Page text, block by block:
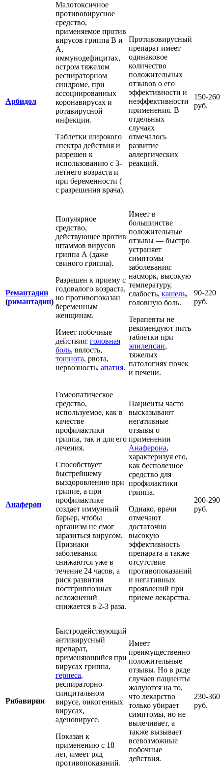
Арбидол
Малотоксичное
противовирусное
средство,
применяемое против
вирусов гриппа В и
А,
иммунодефицитах,
остром тяжелом
респираторном
синдроме, при
ассоциированных
коронавирусах и
ротавирусной
инфекции.
Таблетки широкого
спектра действия и
разрешен к
использованию с 3-
летнего возраста и
при беременности (
с разрешения врача).
Противовирусный
препарат имеет
одинаковое
количество
положительных
отзывов о его
эффективности и
неэффективности
применения. В
отдельных
случаях
отмечалось
развитие
аллергических
реакций.
150-260
руб.
Ремантадин
(римантадин)
Популярное
средство,
действующее против
штаммов вирусов
гриппа А (даже
свиного гриппа).
Разрешен к приему с
годовалого возраста,
но противопоказан
беременным
женщинам.
Имеет побочные
действия: головная
боль, вялость,
тошнота, рвота,
нервозность, апатия.
Имеет в
большинстве
положительные
отзывы — быстро
устраняет
симптомы
заболевания:
насморк, высокую
температуру,
слабость, кашель,
головную боль.
Терапевты не
рекомендуют пить
таблетки при
эпилепсии,
тяжелых
патологиях почек
и печени.
90-220
руб.
Анаферон
Гомеопатическое
средство,
используемое, как в
качестве
профилактики
гриппа, так и для его
лечения.
Способствует
быстрейшему
выздоровлению при
гриппе, а при
профилактике
создает иммунный
барьер, чтобы
организм не смог
заразиться вирусом.
Признаки
заболевания
снижаются уже в
течение 24 часов, а
риск развития
постгриппозных
осложнений
снижается в 2-3 раза.
Пациенты часто
высказывают
негативные
отзывы о
применении
Анаферона,
характеризуя его,
как бесполезное
средство для
профилактики
гриппа.
Однако, врачи
отмечают
достаточно
высокую
эффективность
препарата а также
отсутствие
противопоказаний
и негативных
проявлений при
приеме лекарства.
200-290
руб.
Рибавирин
Быстродействующий
антивирусный
препарат,
применяющийся при
вирусах гриппа,
герпеса,
респираторно-
синцитальном
вирусе, онкогенных
вирусах,
аденовирусе.
Показан к
применению с 18
лет, имеет ряд
противопоказаний.
Имеет
преимущественно
положительные
отзывы. Но в ряде
случаев пациенты
жалуются на то,
что лекарство
только убирает
симптомы, но не
вылечивает, а
также вызывает
всевозможные
побочные
действия.
230-360
руб.